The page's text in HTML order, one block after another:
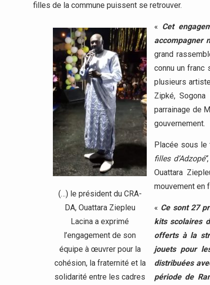
filles de la commune puissent se retrouver.
(…) le président du CRA-
DA, Ouattara Ziepleu
Lacina a exprimé
l’engagement de son
équipe à œuvrer pour la
cohésion, la fraternité et la
solidarité entre les cadres
« Cet
accompagner
grand
connu un franc
plusieurs
Zipké,
parrainage de
gouvernement.
Placée sous le
filles d’Adzopé’’
Ouattara
mouvement en
« Ce sont 27
kits scolaires
offerts à la
jouets pour
distribuées
période de